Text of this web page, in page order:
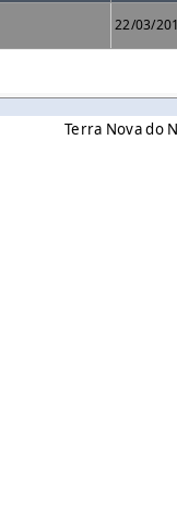
22/03/
Terra Nova do